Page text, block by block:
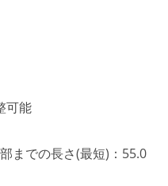
可能
までの長さ(最短)：55.0